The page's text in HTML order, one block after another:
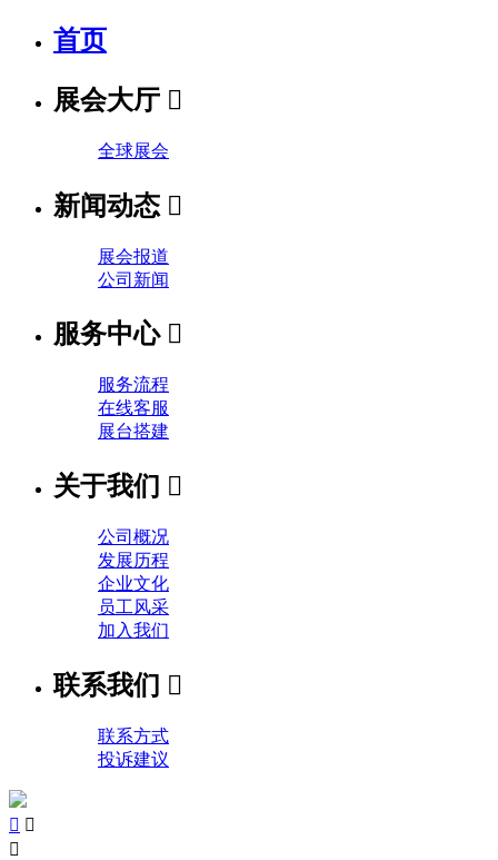
首页
展会大厅 
全球展会
新闻动态 
展会报道
公司新闻
服务中心 
服务流程
在线客服
展台搭建
关于我们 
公司概况
发展历程
企业文化
员工风采
加入我们
联系我们 
联系方式
投诉建议
 
